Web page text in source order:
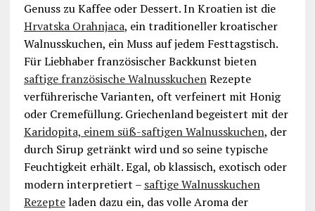
Genuss zu Kaffee oder Dessert. In Kroatien ist die
Hrvatska Orahnjaca, ein traditioneller kroatischer
Walnusskuchen, ein Muss auf jedem Festtagstisch.
Für Liebhaber französischer Backkunst bieten
saftige französische WalnusskuchenRezepte
verführerische Varianten, oft verfeinert mit Honig
oder Cremefüllung. Griechenland begeistert mit der
Karidopita, einem süß-saftigen Walnusskuchen, der
durch Sirup getränkt wird und so seine typische
Feuchtigkeit erhält. Egal, ob klassisch, exotisch oder
modern interpretiert – saftige Walnusskuchen
Rezepteladen dazu ein, das volle Aroma der